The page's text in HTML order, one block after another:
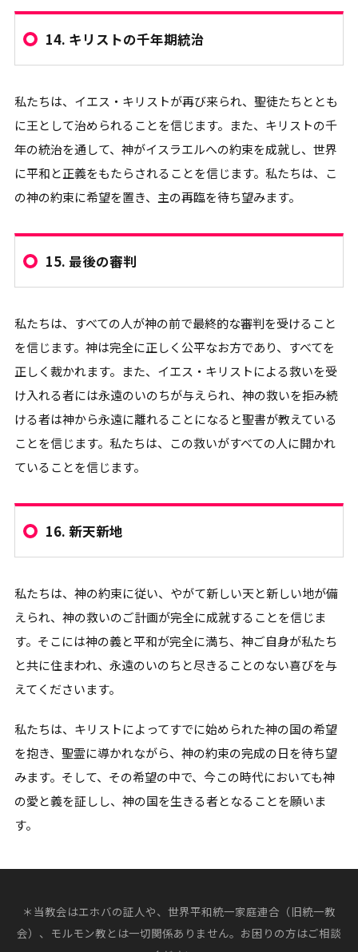
14. キリストの千年期統治
私たちは、イエス・キリストが再び来られ、聖徒たちととも
に王として治められることを信じます。また、キリストの千
年の統治を通して、神がイスラエルへの約束を成就し、世界
に平和と正義をもたらされることを信じます。私たちは、こ
の神の約束に希望を置き、主の再臨を待ち望みます。
15. 最後の審判
私たちは、すべての人が神の前で最終的な審判を受けること
を信じます。神は完全に正しく公平なお方であり、すべてを
正しく裁かれます。また、イエス・キリストによる救いを受
け入れる者には永遠のいのちが与えられ、神の救いを拒み続
ける者は神から永遠に離れることになると聖書が教えている
ことを信じます。私たちは、この救いがすべての人に開かれ
ていることを信じます。
16. 新天新地
私たちは、神の約束に従い、やがて新しい天と新しい地が備
えられ、神の救いのご計画が完全に成就することを信じま
す。そこには神の義と平和が完全に満ち、神ご自身が私たち
と共に住まわれ、永遠のいのちと尽きることのない喜びを与
えてくださいます。
私たちは、キリストによってすでに始められた神の国の希望
を抱き、聖霊に導かれながら、神の約束の完成の日を待ち望
みます。そして、その希望の中で、今この時代においても神
の愛と義を証しし、神の国を生きる者となることを願いま
す。
＊当教会はエホバの証人や、世界平和統一家庭連合（旧統一教
会）、モルモン教とは一切関係ありません。お困りの方はご相談